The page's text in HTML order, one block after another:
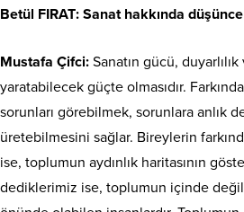
Betül FIRAT: Sanat hakkında
Mustafa Çifci: Sanatın gücü, duyarlılık
yaratabilecek güçte olmasıdır.
sorunları görebilmek, sorunlara anlık
üretebilmesini sağlar. Bireylerin
ise, toplumun aydınlık haritasının
dediklerimiz ise, toplumun içinde